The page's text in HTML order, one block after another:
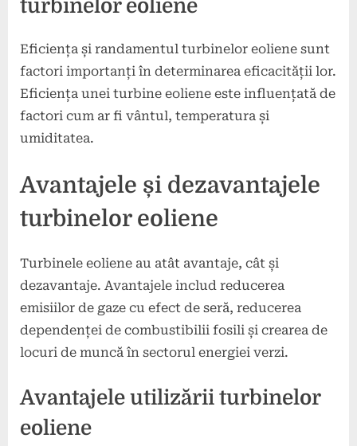
turbinelor eoliene
Eficiența și randamentul turbinelor eoliene sunt
factori importanți în determinarea eficacității lor.
Eficiența unei turbine eoliene este influențată de
factori cum ar fi vântul, temperatura și
umiditatea.
Avantajele și dezavantajele
turbinelor eoliene
Turbinele eoliene au atât avantaje, cât și
dezavantaje. Avantajele includ reducerea
emisiilor de gaze cu efect de seră, reducerea
dependenței de combustibilii fosili și crearea de
locuri de muncă în sectorul energiei verzi.
Avantajele utilizării turbinelor
eoliene